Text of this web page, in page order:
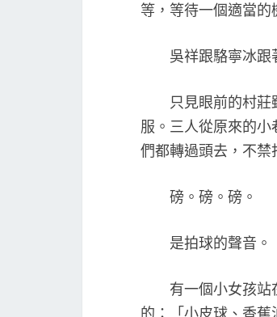
等，等待一個適當的
吳祥跟駱寧冰跟
只見眼前的村莊雖
服。三人從原來的
們都轉過頭去，不禁
磅。磅。磅。
是拍球的聲音。
有一個小女孩站在